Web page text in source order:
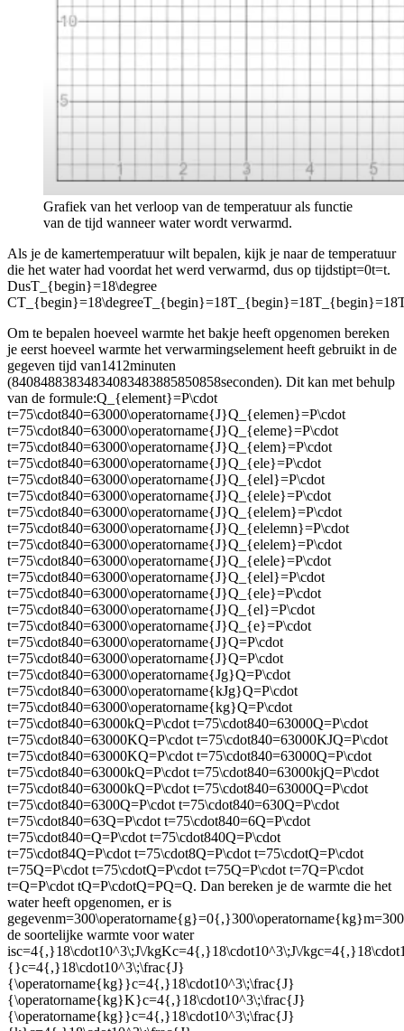
Grafiek van het verloop van de temperatuur als functie
van de tijd wanneer water wordt verwarmd.
Als je de kamertemperatuur wilt bepalen, kijk je naar de temperatuur
die het water had voordat het werd verwarmd, dus op tijdstipt=0t=t.
DusT_{begin}=18\degree
Om te bepalen hoeveel warmte het bakje heeft opgenomen bereken
je eerst hoeveel warmte het verwarmingselement heeft gebruikt in de
gegeven tijd van1412minuten
(84084883834834083483885850858seconden). Dit kan met behulp
van de formule:Q_{element}=P\cdot
t=75\cdot840=63000\operatorname{J}Q_{elemen}=P\cdot
t=75\cdot840=63000\operatorname{J}Q_{eleme}=P\cdot
t=75\cdot840=63000\operatorname{J}Q_{elem}=P\cdot
t=75\cdot840=63000\operatorname{J}Q_{ele}=P\cdot
t=75\cdot840=63000\operatorname{J}Q_{elel}=P\cdot
t=75\cdot840=63000\operatorname{J}Q_{elele}=P\cdot
t=75\cdot840=63000\operatorname{J}Q_{elelem}=P\cdot
t=75\cdot840=63000\operatorname{J}Q_{elelemn}=P\cdot
t=75\cdot840=63000\operatorname{J}Q_{elelem}=P\cdot
t=75\cdot840=63000\operatorname{J}Q_{elele}=P\cdot
t=75\cdot840=63000\operatorname{J}Q_{elel}=P\cdot
t=75\cdot840=63000\operatorname{J}Q_{ele}=P\cdot
t=75\cdot840=63000\operatorname{J}Q_{el}=P\cdot
t=75\cdot840=63000\operatorname{J}Q_{e}=P\cdot
t=75\cdot840=63000\operatorname{J}Q=P\cdot
t=75\cdot840=63000\operatorname{J}Q=P\cdot
t=75\cdot840=63000\operatorname{Jg}Q=P\cdot
t=75\cdot840=63000\operatorname{kJg}Q=P\cdot
t=75\cdot840=63000\operatorname{kg}Q=P\cdot
t=75\cdot840=63000kQ=P\cdot t=75\cdot840=63000Q=P\cdot
t=75\cdot840=63000KQ=P\cdot t=75\cdot840=63000KJQ=P\cdot
t=75\cdot840=63000KQ=P\cdot t=75\cdot840=63000Q=P\cdot
t=75\cdot840=63000kQ=P\cdot t=75\cdot840=63000kjQ=P\cdot
t=75\cdot840=63000kQ=P\cdot t=75\cdot840=63000Q=P\cdot
t=75\cdot840=6300Q=P\cdot t=75\cdot840=630Q=P\cdot
t=75\cdot840=63Q=P\cdot t=75\cdot840=6Q=P\cdot
t=75\cdot840=Q=P\cdot t=75\cdot840Q=P\cdot
t=75\cdot84Q=P\cdot t=75\cdot8Q=P\cdot t=75\cdotQ=P\cdot
t=75Q=P\cdot t=75\cdotQ=P\cdot t=75Q=P\cdot t=7Q=P\cdot
t=Q=P\cdot tQ=P\cdotQ=PQ=Q. Dan bereken je de warmte die het
water heeft opgenomen, er is
gegeven
de soortelijke warmte voor water
isc=4{,}18\cdot10^3\;J\/kgKc=4{,}18\cdot10^3\;J\/
{}c=4{,}18\cdot10^3\;\frac{J}
{\operatorname{kg}}c=4{,}18\cdot10^3\;\frac{J}
{\operatorname{kg}K}c=4{,}18\cdot10^3\;\frac{J}
{\operatorname{kg}}c=4{,}18\cdot10^3\;\frac{J}